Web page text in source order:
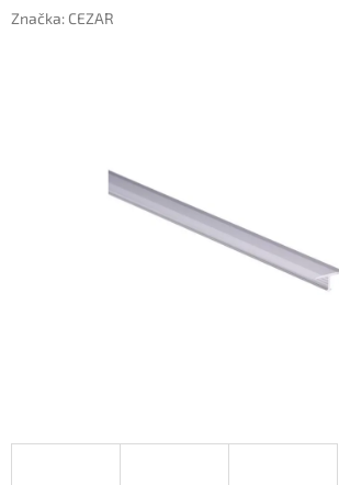
Značka: CEZAR